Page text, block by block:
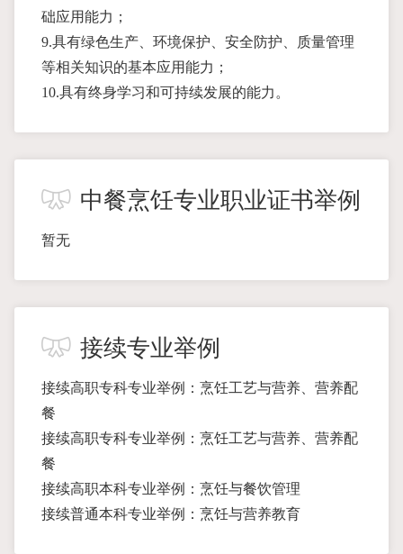
础应用能力；
9.具有绿色生产、环境保护、安全防护、质量管理
等相关知识的基本应用能力；
10.具有终身学习和可持续发展的能力。
中餐烹饪专业职业证书举例
暂无
接续专业举例
接续高职专科专业举例：烹饪工艺与营养、营养配
餐
接续高职专科专业举例：烹饪工艺与营养、营养配
餐
接续高职本科专业举例：烹饪与餐饮管理
接续普通本科专业举例：烹饪与营养教育